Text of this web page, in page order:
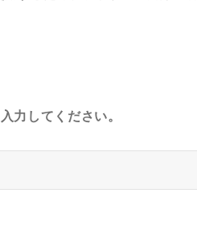
力してください。